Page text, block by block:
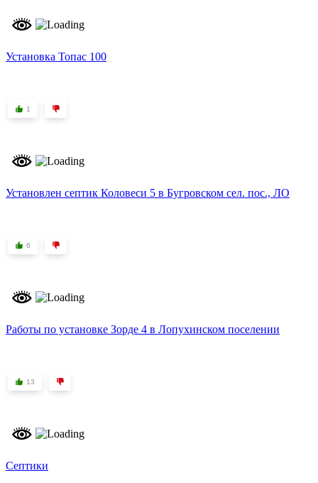
Установка Топас 100
1
Установлен септик Коловеси 5 в Бугровском сел. пос., ЛО
6
Работы по установке Зорде 4 в Лопухинском поселении
13
Септики